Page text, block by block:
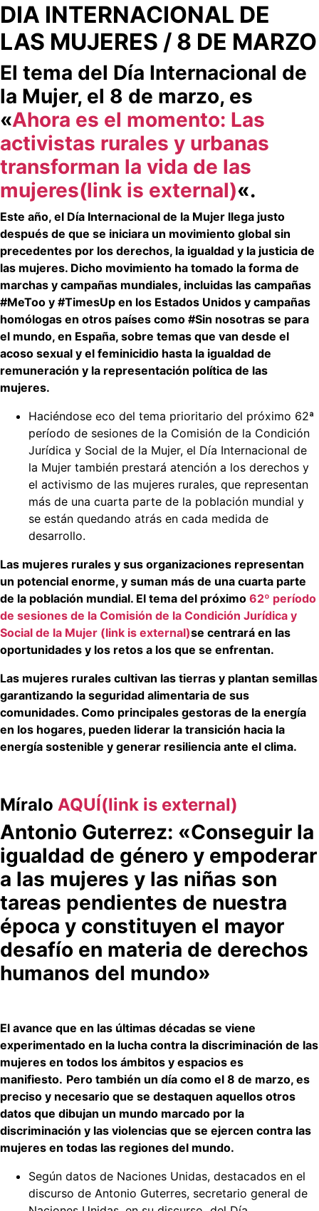
DIA INTERNACIONAL DE
LAS MUJERES / 8 DE MARZO
El tema del Día Internacional de
la Mujer, el 8 de marzo, es
«Ahora es el momento: Las
activistas rurales y urbanas
transforman la vida de las
mujeres(link is external)«.
Este año, el Día Internacional de la Mujer llega justo
después de que se iniciara un movimiento global sin
precedentes por los derechos, la igualdad y la justicia de
las mujeres. Dicho movimiento ha tomado la forma de
marchas y campañas mundiales, incluidas las campañas
#MeToo y #TimesUp en los Estados Unidos y campañas
homólogas en otros países como #Sin nosotras se para
el mundo, en España, sobre temas que van desde el
acoso sexual y el feminicidio hasta la igualdad de
remuneración y la representación política de las
mujeres.
Haciéndose eco del tema prioritario del próximo 62ª
período de sesiones de la Comisión de la Condición
Jurídica y Social de la Mujer, el Día Internacional de
la Mujer también prestará atención a los derechos y
el activismo de las mujeres rurales, que representan
más de una cuarta parte de la población mundial y
se están quedando atrás en cada medida de
desarrollo.
Las mujeres rurales y sus organizaciones representan
un potencial enorme, y suman más de una cuarta parte
de la población mundial. El tema del próximo 62º período
de sesiones de la Comisión de la Condición Jurídica y
Social de la Mujer (link is external)se centrará en las
oportunidades y los retos a los que se enfrentan.
Las mujeres rurales cultivan las tierras y plantan semillas
garantizando la seguridad alimentaria de sus
comunidades. Como principales gestoras de la energía
en los hogares, pueden liderar la transición hacia la
energía sostenible y generar resiliencia ante el clima.
Míralo AQUÍ(link is external)
Antonio Guterrez: «Conseguir la
igualdad de género y empoderar
a las mujeres y las niñas son
tareas pendientes de nuestra
época y constituyen el mayor
desafío en materia de derechos
humanos del mundo»
El avance que en las últimas décadas se viene
experimentado en la lucha contra la discriminación de las
mujeres en todos los ámbitos y espacios es
manifiesto. Pero también un día como el 8 de marzo, es
preciso y necesario que se destaquen aquellos otros
datos que dibujan un mundo marcado por la
discriminación y las violencias que se ejercen contra las
mujeres en todas las regiones del mundo.
Según datos de Naciones Unidas, destacados en el
discurso de Antonio Guterres, secretario general de